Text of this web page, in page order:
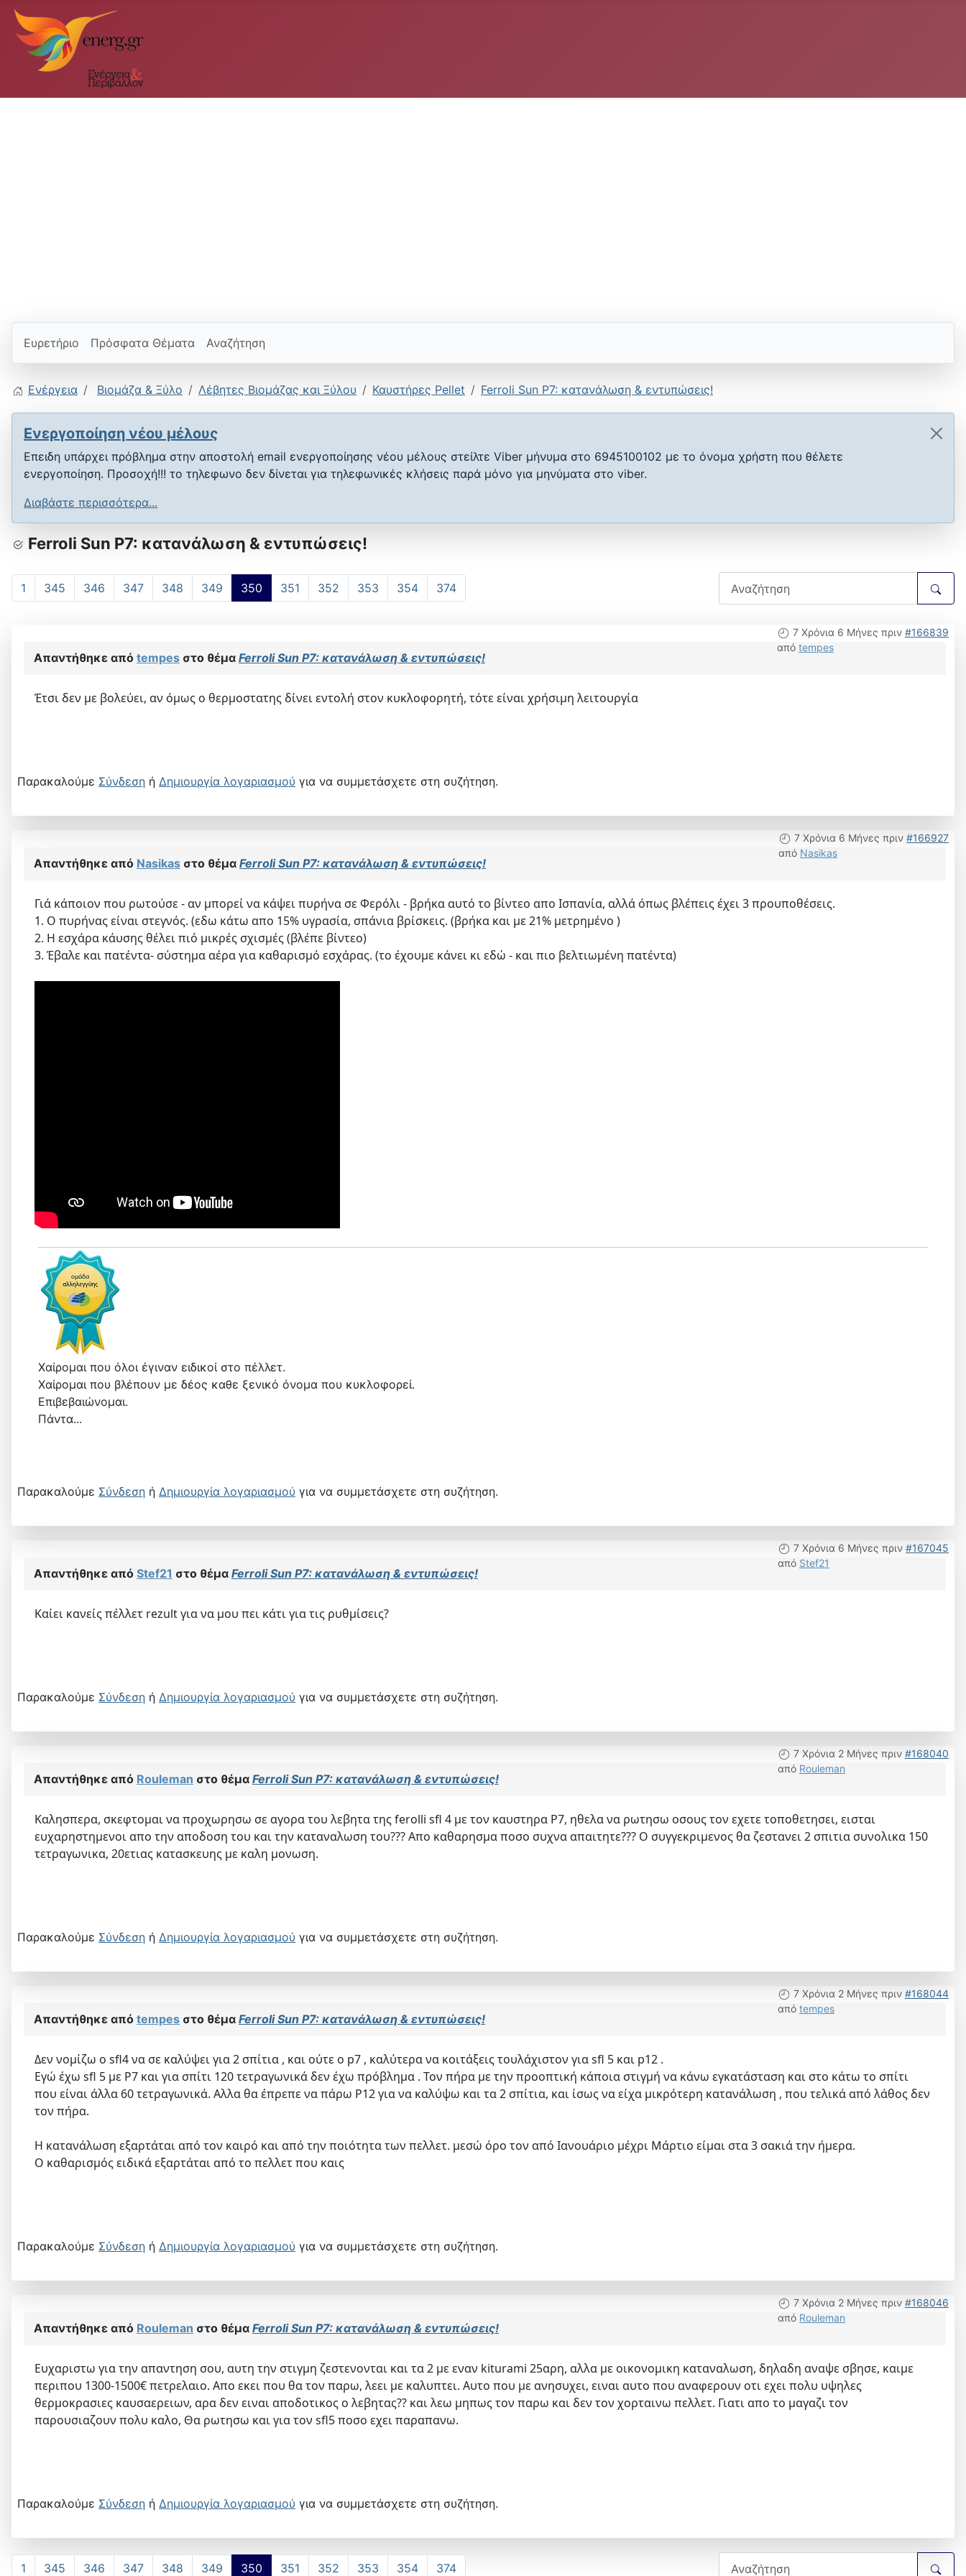
Ευρετήριο Πρόσφατα Θέματα Αναζήτηση
Ενέργεια Βιομάζα & Ξύλο Λέβητες Βιομάζας και Ξύλου Καυστήρες Pellet Ferroli Sun P7: κατανάλωση & εντυπώσεις!
Ενεργοποίηση νέου μέλους
Επειδη υπάρχει πρόβλημα στην αποστολή email ενεργοποίησης νέου μέλους στείλτε Viber μήνυμα στο 6945100102 με το όνομα χρήστη που θέλετε
ενεργοποίηση. Προσοχή!!! το τηλεφωνο δεν δίνεται για τηλεφωνικές κλήσεις παρά μόνο για μηνύματα στο viber.
Διαβάστε περισσότερα...
Ferroli Sun P7: κατανάλωση & εντυπώσεις!
1 345 346 347 348 349 350 351 352 353 354 374
7 Χρόνια 6 Μήνες πριν #166839
από tempes
Απαντήθηκε από tempes στο θέμα Ferroli Sun P7: κατανάλωση & εντυπώσεις!
Έτσι δεν με βολεύει, αν όμως ο θερμοστατης δίνει εντολή στον κυκλοφορητή, τότε είναι χρήσιμη λειτουργία
Παρακαλούμε Σύνδεση ή Δημιουργία λογαριασμού για να συμμετάσχετε στη συζήτηση.
7 Χρόνια 6 Μήνες πριν #166927
από Nasikas
Απαντήθηκε από Nasikas στο θέμα Ferroli Sun P7: κατανάλωση & εντυπώσεις!
Γιά κάποιον που ρωτούσε - αν μπορεί να κάψει πυρήνα σε Φερόλι - βρήκα αυτό το βίντεο απο Ισπανία, αλλά όπως βλέπεις έχει 3 προυποθέσεις.
1. Ο πυρήνας είναι στεγνός. (εδω κάτω απο 15% υγρασία, σπάνια βρίσκεις. (βρήκα και με 21% μετρημένο )
2. Η εσχάρα κάυσης θέλει πιό μικρές σχισμές (βλέπε βίντεο)
3. Έβαλε και πατέντα- σύστημα αέρα για καθαρισμό εσχάρας. (το έχουμε κάνει κι εδώ - και πιο βελτιωμένη πατέντα)
Χαίρομαι που όλοι έγιναν ειδικοί στο πέλλετ.
Χαίρομαι που βλέπουν με δέος καθε ξενικό όνομα που κυκλοφορεί.
Επιβεβαιώνομαι.
Πάντα...
Παρακαλούμε Σύνδεση ή Δημιουργία λογαριασμού για να συμμετάσχετε στη συζήτηση.
7 Χρόνια 6 Μήνες πριν #167045
από Stef21
Απαντήθηκε από Stef21 στο θέμα Ferroli Sun P7: κατανάλωση & εντυπώσεις!
Καίει κανείς πέλλετ rezult για να μου πει κάτι για τις ρυθμίσεις?
Παρακαλούμε Σύνδεση ή Δημιουργία λογαριασμού για να συμμετάσχετε στη συζήτηση.
7 Χρόνια 2 Μήνες πριν #168040
από Rouleman
Απαντήθηκε από Rouleman στο θέμα Ferroli Sun P7: κατανάλωση & εντυπώσεις!
Καλησπερα, σκεφτομαι να προχωρησω σε αγορα του λεβητα της ferolli sfl 4 με τον καυστηρα P7, ηθελα να ρωτησω οσους τον εχετε τοποθετησει, εισται
ευχαρηστημενοι απο την αποδοση του και την καταναλωση του??? Απο καθαρησμα ποσο συχνα απαιτητε??? Ο συγγεκριμενος θα ζεστανει 2 σπιτια συνολικα 150
τετραγωνικα, 20ετιας κατασκευης με καλη μονωση.
Παρακαλούμε Σύνδεση ή Δημιουργία λογαριασμού για να συμμετάσχετε στη συζήτηση.
7 Χρόνια 2 Μήνες πριν #168044
από tempes
Απαντήθηκε από tempes στο θέμα Ferroli Sun P7: κατανάλωση & εντυπώσεις!
Δεν νομίζω ο sfl4 να σε καλύψει για 2 σπίτια , και ούτε ο p7 , καλύτερα να κοιτάξεις τουλάχιστον για sfl 5 και p12 .
Εγώ έχω sfl 5 με P7 και για σπίτι 120 τετραγωνικά δεν έχω πρόβλημα . Τον πήρα με την προοπτική κάποια στιγμή να κάνω εγκατάσταση και στο κάτω το σπίτι
που είναι άλλα 60 τετραγωνικά. Αλλα θα έπρεπε να πάρω Ρ12 για να καλύψω και τα 2 σπίτια, και ίσως να είχα μικρότερη κατανάλωση , που τελικά από λάθος δεν
τον πήρα.
Η κατανάλωση εξαρτάται από τον καιρό και από την ποιότητα των πελλετ. μεσώ όρο τον από Ιανουάριο μέχρι Μάρτιο είμαι στα 3 σακιά την ήμερα.
Ο καθαρισμός ειδικά εξαρτάται από το πελλετ που καις
Παρακαλούμε Σύνδεση ή Δημιουργία λογαριασμού για να συμμετάσχετε στη συζήτηση.
7 Χρόνια 2 Μήνες πριν #168046
από Rouleman
Απαντήθηκε από Rouleman στο θέμα Ferroli Sun P7: κατανάλωση & εντυπώσεις!
Ευχαριστω για την απαντηση σου, αυτη την στιγμη ζεστενονται και τα 2 με εναν kiturami 25αρη, αλλα με οικονομικη καταναλωση, δηλαδη αναψε σβησε, καιμε
περιπου 1300-1500€ πετρελαιο. Απο εκει που θα τον παρω, λεει με καλυπτει. Αυτο που με ανησυχει, ειναι αυτο που αναφερουν οτι εχει πολυ υψηλες
θερμοκρασιες καυσαερειων, αρα δεν ειναι αποδοτικος ο λεβητας?? και λεω μηπως τον παρω και δεν τον χορταινω πελλετ. Γιατι απο το μαγαζι τον
παρουσιαζουν πολυ καλο, Θα ρωτησω και για τον sfl5 ποσο εχει παραπανω.
Παρακαλούμε Σύνδεση ή Δημιουργία λογαριασμού για να συμμετάσχετε στη συζήτηση.
1 345 346 347 348 349 350 351 352 353 354 374